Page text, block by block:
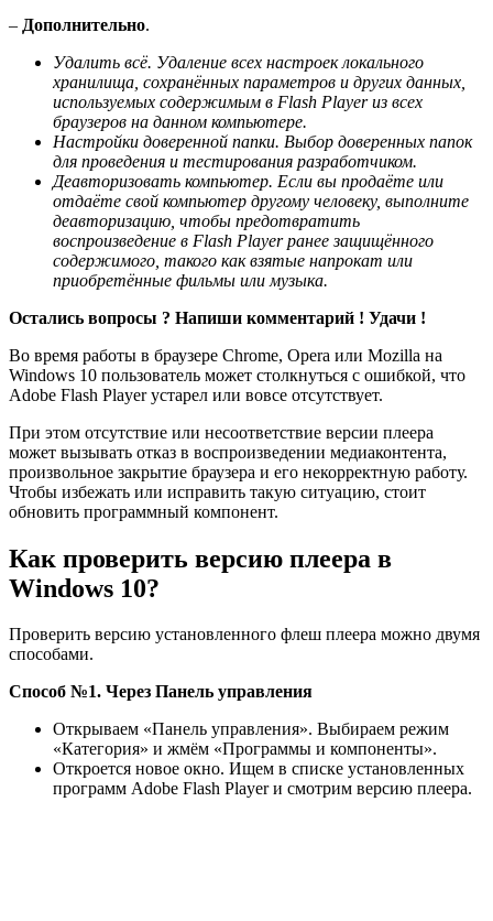
– Дополнительно.
Удалить всё. Удаление всех настроек локального
хранилища, сохранённых параметров и других данных,
используемых содержимым в Flash Player из всех
браузеров на данном компьютере.
Настройки доверенной папки. Выбор доверенных папок
для проведения и тестирования разработчиком.
Деавторизовать компьютер. Если вы продаёте или
отдаёте свой компьютер другому человеку, выполните
деавторизацию, чтобы предотвратить
воспроизведение в Flash Player ранее защищённого
содержимого, такого как взятые напрокат или
приобретённые фильмы или музыка.
Остались вопросы ? Напиши комментарий ! Удачи !
Во время работы в браузере Chrome, Opera или Mozilla на
Windows 10 пользователь может столкнуться с ошибкой, что
Adobe Flash Player устарел или вовсе отсутствует.
При этом отсутствие или несоответствие версии плеера
может вызывать отказ в воспроизведении медиаконтента,
произвольное закрытие браузера и его некорректную работу.
Чтобы избежать или исправить такую ситуацию, стоит
обновить программный компонент.
Как проверить версию плеера в
Windows 10?
Проверить версию установленного флеш плеера можно двумя
способами.
Способ №1. Через Панель управления
Открываем «Панель управления». Выбираем режим
«Категория» и жмём «Программы и компоненты».
Откроется новое окно. Ищем в списке установленных
программ Adobe Flash Player и смотрим версию плеера.